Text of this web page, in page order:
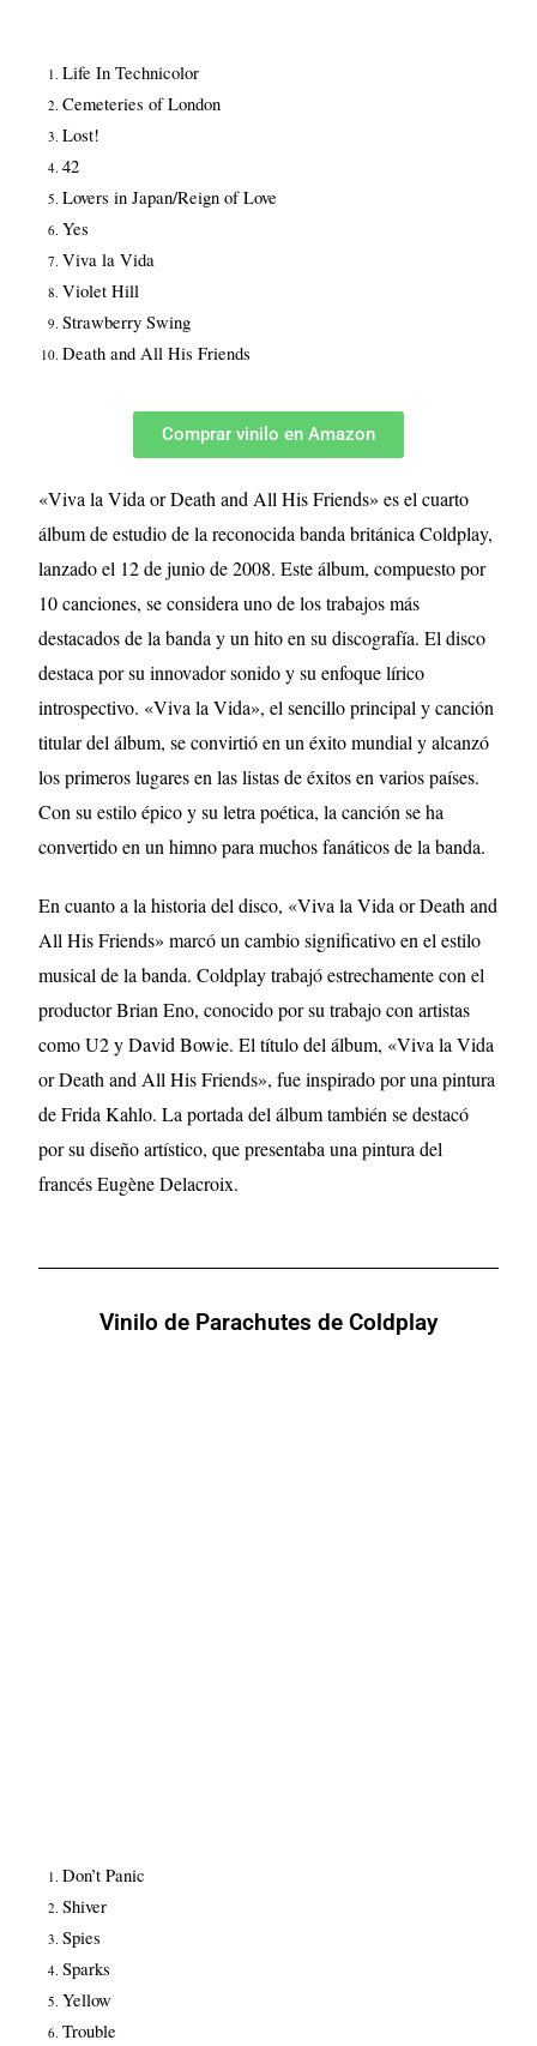
Life In Technicolor
Cemeteries of London
Lost!
42
Lovers in Japan/Reign of Love
Yes
Viva la Vida
Violet Hill
Strawberry Swing
Death and All His Friends
Comprar vinilo en Amazon
«Viva la Vida or Death and All His Friends» es el cuarto
álbum de estudio de la reconocida banda británica Coldplay,
lanzado el 12 de junio de 2008. Este álbum, compuesto por
10 canciones, se considera uno de los trabajos más
destacados de la banda y un hito en su discografía. El disco
destaca por su innovador sonido y su enfoque lírico
introspectivo. «Viva la Vida», el sencillo principal y canción
titular del álbum, se convirtió en un éxito mundial y alcanzó
los primeros lugares en las listas de éxitos en varios países.
Con su estilo épico y su letra poética, la canción se ha
convertido en un himno para muchos fanáticos de la banda.
En cuanto a la historia del disco, «Viva la Vida or Death and
All His Friends» marcó un cambio significativo en el estilo
musical de la banda. Coldplay trabajó estrechamente con el
productor Brian Eno, conocido por su trabajo con artistas
como U2 y David Bowie. El título del álbum, «Viva la Vida
or Death and All His Friends», fue inspirado por una pintura
de Frida Kahlo. La portada del álbum también se destacó
por su diseño artístico, que presentaba una pintura del
francés Eugène Delacroix.
Vinilo de Parachutes de Coldplay
Don’t Panic
Shiver
Spies
Sparks
Yellow
Trouble